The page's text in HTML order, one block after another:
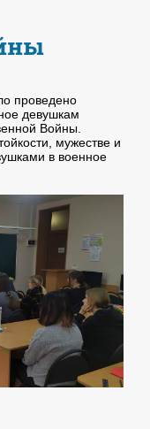
проведено
девушкам
Войны.
мужестве и
в военное